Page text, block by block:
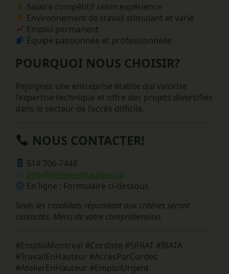
Salaire compétitif selon expérience
Environnement de travail stimulant et varié
Emploi permanent
Équipe passionnée et professionnelle
POURQUOI NOUS CHOISIR?
Rejoignez une entreprise établie qui valorise
l’expertise technique et offre des projets diversifiés
dans le secteur de l’accès difficile.
NOUS CONTACTER!
514 706-7448
info@atelierenhauteur.ca
En ligne : Formulaire ci-dessous
Seuls les candidats répondant aux critères seront
contactés. Merci de votre compréhension.
#EmploiMontreal #Cordiste #SPRAT #IRATA
#TravailEnHauteur #AccèsParCordes
#AtelierEnHauteur #EmploiUrgent